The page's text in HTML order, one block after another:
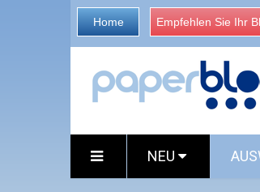
Home Empfehlen Sie Ihr
NEU